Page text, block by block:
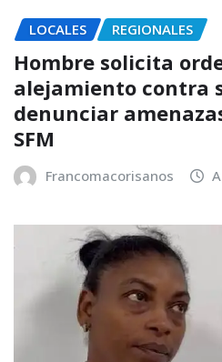
LOCALES REGIONALES
Hombre solicita
alejamiento contra
denunciar
SFM
Francomacorisanos